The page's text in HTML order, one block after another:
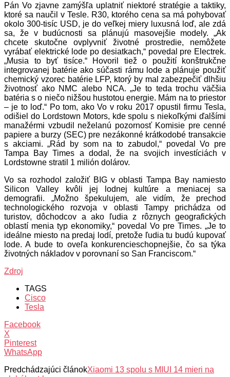
Pán Vo zjavne zamýšľa uplatniť niektoré stratégie a taktiky,
ktoré sa naučil v Tesle. R30, ktorého cena sa má pohybovať
okolo 300-tisíc USD, je do veľkej miery luxusná loď, ale zdá
sa, že v budúcnosti sa plánujú masovejšie modely. „Ak
chcete skutočne ovplyvniť životné prostredie, nemôžete
vyrábať elektrické lode po desiatkach,“ povedal pre Electrek.
„Musia to byť tisíce.“ Hovoril tiež o použití konštrukčne
integrovanej batérie ako súčasti rámu lode a plánuje použiť
chemický vzorec batérie LFP, ktorý by mal zabezpečiť dlhšiu
životnosť ako NMC alebo NCA. „Je to teda trochu väčšia
batéria s o niečo nižšou hustotou energie. Mám na to priestor
– je to loď.“ Po tom, ako Vo v roku 2017 opustil firmu Tesla,
odišiel do Lordstown Motors, kde spolu s niekoľkými ďalšími
manažérmi vzbudil neželanú pozornosť Komisie pre cenné
papiere a burzy (SEC) pre nezákonné krátkodobé transakcie
s akciami. „Rád by som na to zabudol,“ povedal Vo pre
Tampa Bay Times a dodal, že na svojich investíciách v
Lordstowne stratil 1 milión dolárov.
Vo sa rozhodol založiť BIG v oblasti Tampa Bay namiesto
Silicon Valley kvôli jej lodnej kultúre a meniacej sa
demografii. „Možno špekulujem, ale vidím, že prechod
technologického rozvoja v oblasti Tampy prichádza od
turistov, dôchodcov a ako ľudia z rôznych geografických
oblastí menia typ ekonomiky,“ povedal Vo pre Times. „Je to
ideálne miesto na predaj lodí, pretože ľudia tu budú kupovať
lode. A bude to oveľa konkurencieschopnejšie, čo sa týka
životných nákladov v porovnaní so San Franciscom.“
Zdroj
TAGS
Cisco
Tesla
Facebook
X
Pinterest
WhatsApp
Predchádzajúci článokXiaomi 13 spolu s MIUI 14 mieri na